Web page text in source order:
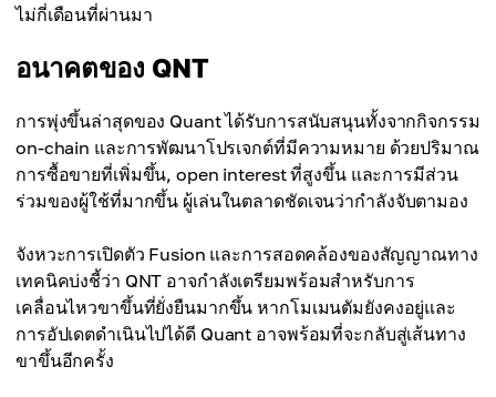
ไม่กี่เดือนที่ผ่านมา
อนาคตของ QNT
การพุ่งขึ้นล่าสุดของ Quant ได้รับการสนับสนุนทั้งจากกิจกรรม
on-chain และการพัฒนาโปรเจกต์ที่มีความหมาย ด้วยปริมาณ
การซื้อขายที่เพิ่มขึ้น, open interest ที่สูงขึ้น และการมีส่วน
ร่วมของผู้ใช้ที่มากขึ้น ผู้เล่นในตลาดชัดเจนว่ากำลังจับตามอง
จังหวะการเปิดตัว Fusion และการสอดคล้องของสัญญาณทาง
เทคนิคบ่งชี้ว่า QNT อาจกำลังเตรียมพร้อมสำหรับการ
เคลื่อนไหวขาขึ้นที่ยั่งยืนมากขึ้น หากโมเมนตัมยังคงอยู่และ
การอัปเดตดำเนินไปได้ดี Quant อาจพร้อมที่จะกลับสู่เส้นทาง
ขาขึ้นอีกครั้ง